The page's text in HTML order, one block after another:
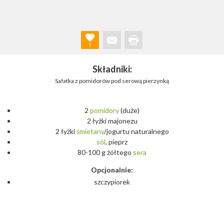
1
Składniki:
Sałatka z pomidorów pod serową pierzynką
2 pomidory(duże)
2 łyżki majonezu
2 łyżkiśmietany/jogurtu naturalnego
sól, pieprz
80-100 g żółtego sera
Opcjonalnie:
szczypiorek